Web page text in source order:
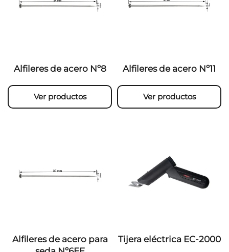
Alfileres de acero Nº8
Ver productos
Alfileres de acero Nº11
Ver productos
Alfileres de acero para
Tijera eléctrica EC-2000